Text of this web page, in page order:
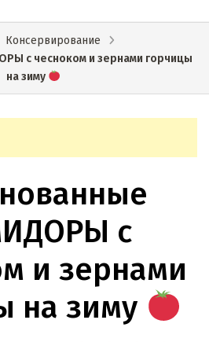
Консервирование
с чесноком и зернами горчицы
на зиму
с
и зернами
на зиму